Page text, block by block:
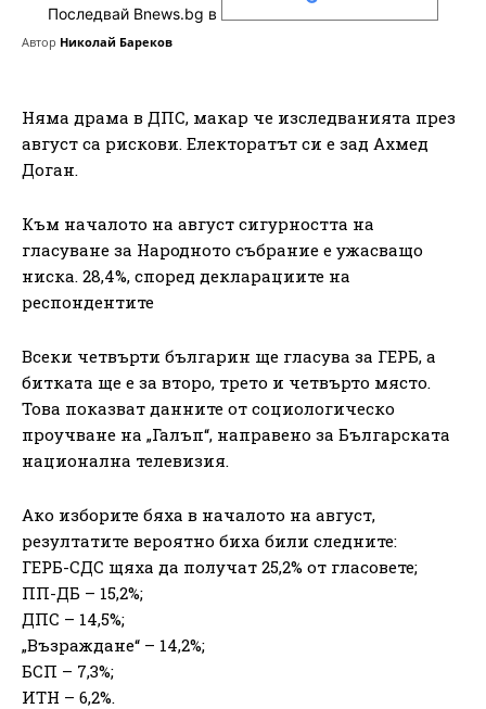
Последвай Bnews.bg в
Автор Николай Бареков
Няма драма в ДПС, макар че изследванията през
август са рискови. Електоратът си е зад Ахмед
Доган.
Към началото на август сигурността на
гласуване за Народното събрание е ужасващо
ниска. 28,4%, според декларациите на
респондентите
Всеки четвърти българин ще гласува за ГЕРБ, а
битката ще е за второ, трето и четвърто място.
Това показват данните от социологическо
проучване на „Галъп“, направено за Българската
национална телевизия.
Ако изборите бяха в началото на август,
резултатите вероятно биха били следните:
ГЕРБ-СДС щяха да получат 25,2% от гласовете;
ПП-ДБ – 15,2%;
ДПС – 14,5%;
„Възраждане“ – 14,2%;
БСП – 7,3%;
ИТН – 6,2%.